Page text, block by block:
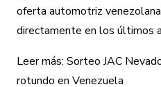
oferta automotriz
directamente en los últimos
Leer más: Sorteo JAC
rotundo en Venezuela